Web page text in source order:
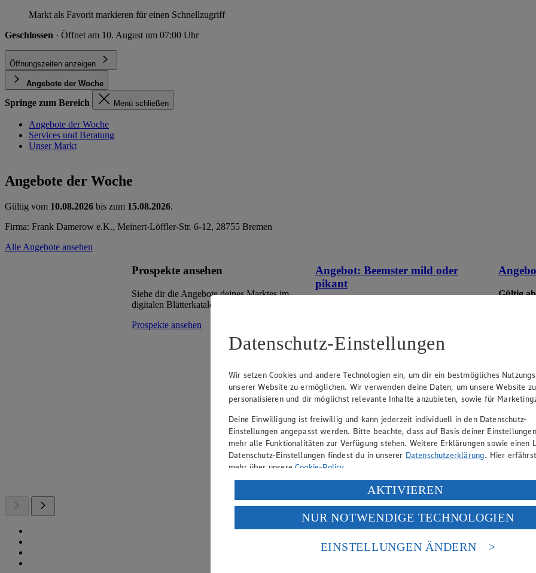
Markt als Favorit markieren für einen Schnellzugriff
Geschlossen · Öffnet am 10. August um 07:00 Uhr
Öffnungszeiten anzeigen
Angebote der Woche
Springe zum Bereich Menü schließen
Angebote der Woche
Services und Beratung
Unser Markt
Angebote der Woche
Gültig vom 10.08.2026 bis zum 15.08.2026.
Firma: Frank Damerow e.K., Meinert-Löffler-Str. 6-12, 28755 Bremen
Alle Angebote ansehen
Prospekte ansehen
Siehe dir die Angebote deines Marktes im
digitalen Blätterkatalog an.
Prospekte ansehen
Angebot: Beemster mild oder
pikant
-44% Rabatt)
48% Fett i. Tr., 100g, (1kg = 9,90)
Gültig
versch.
Datenschutz-Einstellungen
Wir setzen Cookies und andere Technologien ein, um dir ein bestmögliches
unserer Website zu ermöglichen. Wir verwenden deine Daten, um unsere Website zu
personalisieren und dir möglichst relevante Inhalte anzubieten, sowie für
Deine Einwilligung ist freiwillig und kann jederzeit individuell in den Datenschutz-
Einstellungen angepasst werden. Bitte beachte, dass auf Basis deiner
mehr alle Funktionalitäten zur Verfügung stehen. Weitere Erklärungen sowie einen
Datenschutz-Einstellungen findest du in unserer Datenschutzerklärung. Hier
mehr über unsereCookie-Policy.
Verarbeitung deiner personenbezogenen Daten in den USA durch Facebook und
Wenn du auf „Aktivieren“ klickst, willigst du im Sinne des Art. 49 Abs. 1 Satz 1 lit.
ein, dass deine Daten in den USA verarbeitet werden. Der EuGH sieht die USA als
einem nach europäischen Standards nicht angemessenen Datenschutzniveau an. Es
Risiko eines Zugriffs durch US-amerikanische Behörden.
AKTIVIEREN
NUR NOTWENDIGE TECHNOLOGIEN
EINSTELLUNGEN ÄNDERN